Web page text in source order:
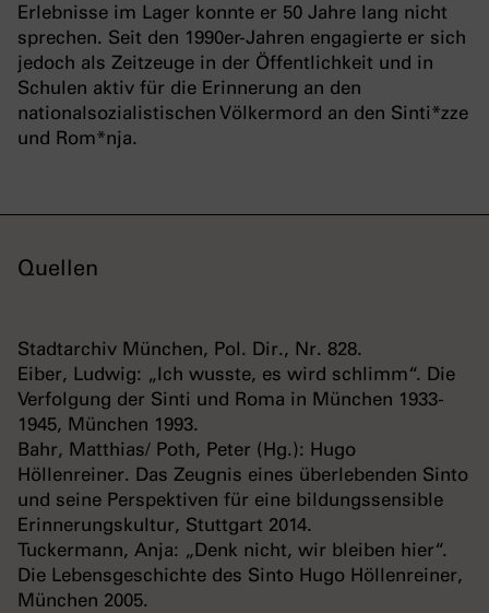
Erlebnisse im Lager konnte er 50 Jahre lang nicht
sprechen. Seit den 1990er-Jahren engagierte er sich
jedoch als Zeitzeuge in der Öffentlichkeit und in
Schulen aktiv für die Erinnerung an den
nationalsozialistischen Völkermord an den Sinti*zze
und Rom*nja.
Quellen
Stadtarchiv München, Pol. Dir., Nr. 828.
Eiber, Ludwig: „Ich wusste, es wird schlimm“. Die
Verfolgung der Sinti und Roma in München 1933-
1945, München 1993.
Bahr, Matthias/ Poth, Peter (Hg.): Hugo
Höllenreiner. Das Zeugnis eines überlebenden Sinto
und seine Perspektiven für eine bildungssensible
Erinnerungskultur, Stuttgart 2014.
Tuckermann, Anja: „Denk nicht, wir bleiben hier“.
Die Lebensgeschichte des Sinto Hugo Höllenreiner,
München 2005.